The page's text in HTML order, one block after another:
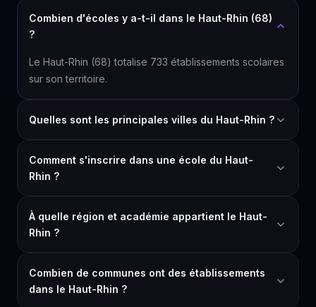
Combien d'écoles y a-t-il dans le Haut-Rhin (68)
?
Le Haut-Rhin (68) totalise 733 établissements scolaires
sur son territoire.
Quelles sont les principales villes du Haut-Rhin ?
Comment s'inscrire dans une école du Haut-
Rhin ?
À quelle région et académie appartient le Haut-
Rhin ?
Combien de communes ont des établissements
dans le Haut-Rhin ?